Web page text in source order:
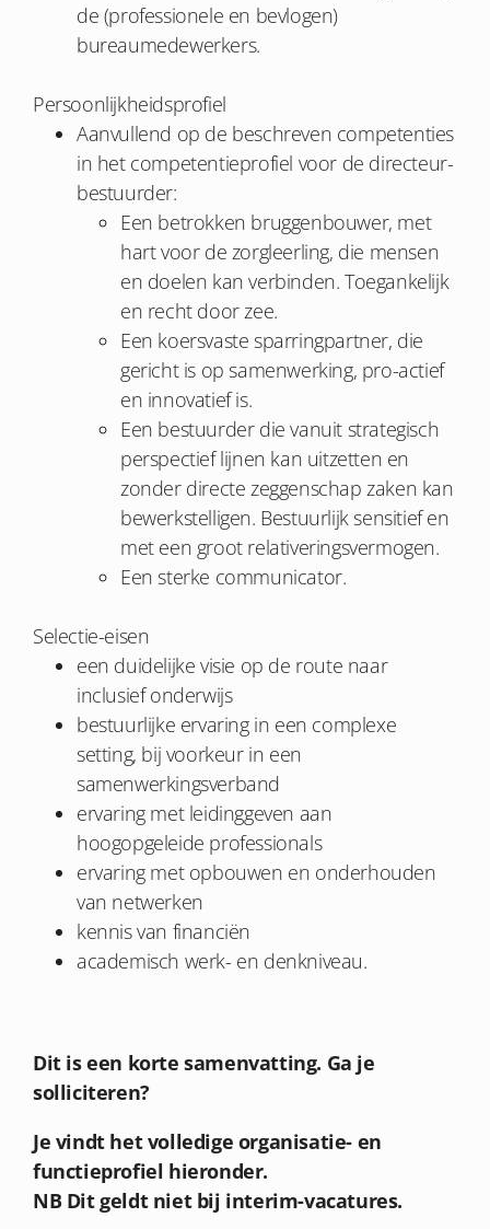
de (professionele en bevlogen)
bureaumedewerkers.
Persoonlijkheidsprofiel
Aanvullend op de beschreven competenties
in het competentieprofiel voor de directeur-
bestuurder:
Een betrokken bruggenbouwer, met
hart voor de zorgleerling, die mensen
en doelen kan verbinden. Toegankelijk
en recht door zee.
Een koersvaste sparringpartner, die
gericht is op samenwerking, pro-actief
en innovatief is.
Een bestuurder die vanuit strategisch
perspectief lijnen kan uitzetten en
zonder directe zeggenschap zaken kan
bewerkstelligen. Bestuurlijk sensitief en
met een groot relativeringsvermogen.
Een sterke communicator.
Selectie-eisen
een duidelijke visie op de route naar
inclusief onderwijs
bestuurlijke ervaring in een complexe
setting, bij voorkeur in een
samenwerkingsverband
ervaring met leidinggeven aan
hoogopgeleide professionals
ervaring met opbouwen en onderhouden
van netwerken
kennis van financiën
academisch werk- en denkniveau.
Dit is een korte samenvatting. Ga je
solliciteren?
Je vindt het volledige organisatie- en
functieprofiel hieronder.
NB Dit geldt niet bij interim-vacatures.